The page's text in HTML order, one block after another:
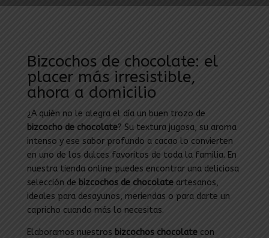
Bizcochos de chocolate: el
placer más irresistible,
ahora a domicilio
¿A quién no le alegra el día un buen trozo de
bizcocho de chocolate? Su textura jugosa, su aroma
intenso y ese sabor profundo a cacao lo convierten
en uno de los dulces favoritos de toda la familia. En
nuestra tienda online puedes encontrar una deliciosa
selección de bizcochos de chocolate artesanos,
ideales para desayunos, meriendas o para darte un
capricho cuando más lo necesitas.
Elaboramos nuestros bizcochos chocolatecon